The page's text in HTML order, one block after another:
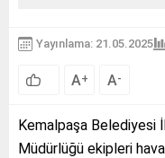
Yayınlama: 21.05.2025
A+ A-
Kemalpaşa Belediyesi
Müdürlüğü ekipleri